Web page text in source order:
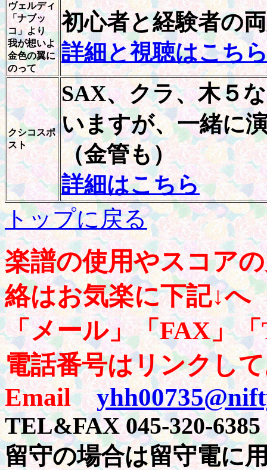
ヴェルディ
「ナブッ
コ」より
我が想いよ
金色の翼に
のって
初心者と経験者の
詳細と視聴はこち
クシコスポ
スト
SAX、クラ、木５
いますが、一緒に
（金管も）
詳細はこちら
トップに戻る
楽譜の使用やスコア
絡はお気楽に下記↓へ
「メール」「FAX」
電話番号はリンクし
Email
TEL&FAX 045-320-6385
留守の場合は留守電に